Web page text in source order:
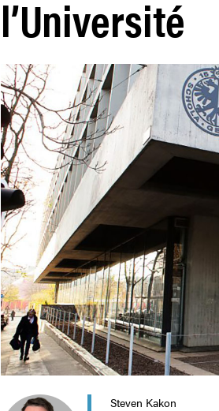
l’Université
Steven Kakon